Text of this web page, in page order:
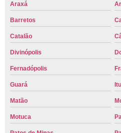
Araxá
Barretos
Catalão
Divinópolis
Fernadópolis
Guará
Matão
Motuca